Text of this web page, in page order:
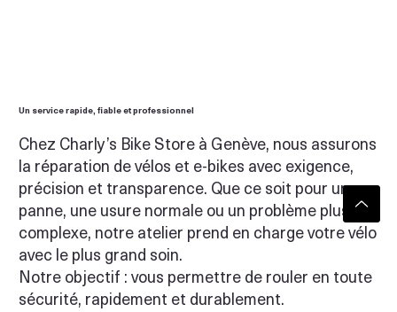
Un service rapide, fiable et professionnel
Chez Charly’s Bike Store à Genève, nous assurons
la réparation de vélos et e-bikes avec exigence,
précision et transparence. Que ce soit pour une
panne, une usure normale ou un problème plus
complexe, notre atelier prend en charge votre vélo
avec le plus grand soin.
Notre objectif : vous permettre de rouler en toute
sécurité, rapidement et durablement.